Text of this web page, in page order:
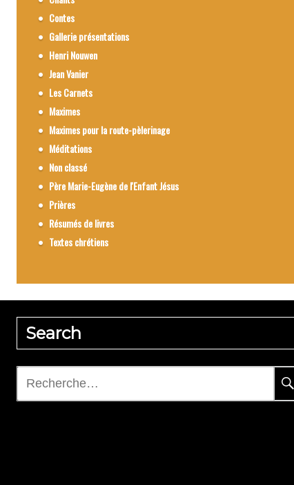
Contes
Gallerie présentations
Henri Nouwen
Jean Vanier
Les Carnets
Maximes
Maximes pour la route-pèlerinage
Méditations
Non classé
Père Marie-Eugène de l'Enfant Jésus
Prières
Résumés de livres
Textes chrétiens
Search
Rechercher :